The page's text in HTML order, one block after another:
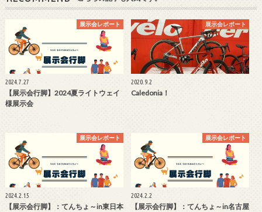
展示会レポート
2024.7.27
【展示会行脚】2024夏ライトウェイ
様展示会
展示会レポート
2020.9.2
Caledonia！
展示会レポート
2024.2.15
【展示会行脚】：てんちょ～in東日本
展示会レポート
2024.2.2
【展示会行脚】：てんちょ～in名古屋